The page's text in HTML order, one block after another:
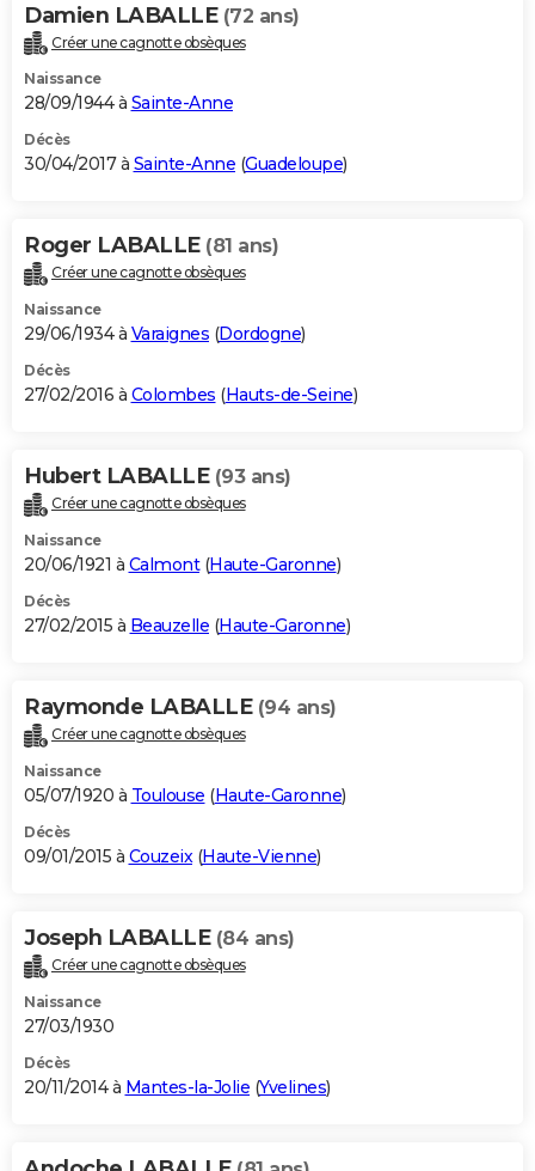
Damien LABALLE (72 ans)
Créer une cagnotte obsèques
Naissance
28/09/1944 à Sainte-Anne
Décès
30/04/2017 à Sainte-Anne (Guadeloupe)
Roger LABALLE (81 ans)
Créer une cagnotte obsèques
Naissance
29/06/1934 à Varaignes (Dordogne)
Décès
27/02/2016 à Colombes (Hauts-de-Seine)
Hubert LABALLE (93 ans)
Créer une cagnotte obsèques
Naissance
20/06/1921 à Calmont(Haute-Garonne)
Décès
27/02/2015 à Beauzelle (Haute-Garonne)
Raymonde LABALLE (94 ans)
Créer une cagnotte obsèques
Naissance
05/07/1920 à Toulouse (Haute-Garonne)
Décès
09/01/2015 à Couzeix(Haute-Vienne)
Joseph LABALLE (84 ans)
Créer une cagnotte obsèques
Naissance
27/03/1930
Décès
20/11/2014 à Mantes-la-Jolie (Yvelines)